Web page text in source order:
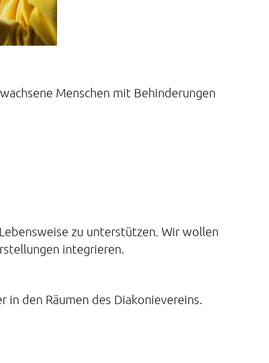
Menschen mit Behinderungen
zu unterstützen. Wir wollen
integrieren.
den Räumen des Diakonievereins.